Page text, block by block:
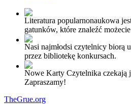
Literatura popularnonaukowa
gatunków, które znaleźć
Nasi najmłodsi czytelnicy biorą
przez bibliotekę konkursach.
Nowe Karty Czytelnika czekają
Zapraszamy!
TheGrue.org